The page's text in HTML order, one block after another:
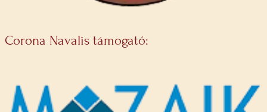
Corona Navalis támogató: